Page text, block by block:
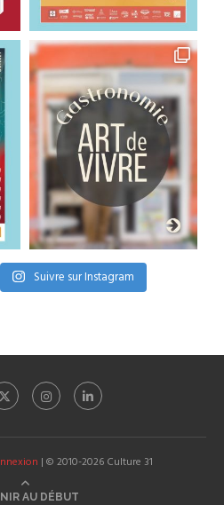
Suivre sur Instagram
| © 2010-2026 Culture 31
AU DÉBUT